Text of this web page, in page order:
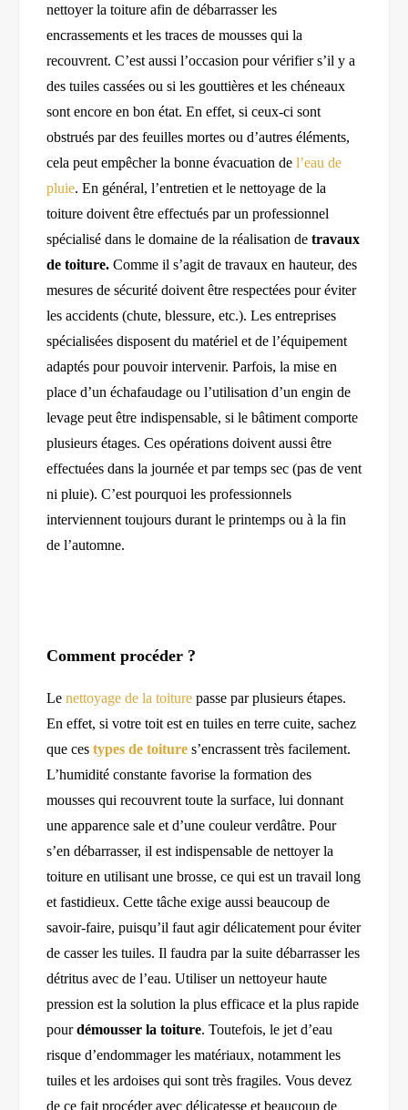
nettoyer la toiture afin de débarrasser les
encrassements et les traces de mousses qui la
recouvrent. C’est aussi l’occasion pour vérifier s’il y a
des tuiles cassées ou si les gouttières et les chéneaux
sont encore en bon état. En effet, si ceux-ci sont
obstrués par des feuilles mortes ou d’autres éléments,
cela peut empêcher la bonne évacuation de l’eau de
pluie. En général, l’entretien et le nettoyage de la
toiture doivent être effectués par un professionnel
spécialisé dans le domaine de la réalisation de travaux
de toiture. Comme il s’agit de travaux en hauteur, des
mesures de sécurité doivent être respectées pour éviter
les accidents (chute, blessure, etc.). Les entreprises
spécialisées disposent du matériel et de l’équipement
adaptés pour pouvoir intervenir. Parfois, la mise en
place d’un échafaudage ou l’utilisation d’un engin de
levage peut être indispensable, si le bâtiment comporte
plusieurs étages. Ces opérations doivent aussi être
effectuées dans la journée et par temps sec (pas de vent
ni pluie). C’est pourquoi les professionnels
interviennent toujours durant le printemps ou à la fin
de l’automne.
Comment procéder ?
Le nettoyage de la toiture passe par plusieurs étapes.
En effet, si votre toit est en tuiles en terre cuite, sachez
que ces types de toiture s’encrassent très facilement.
L’humidité constante favorise la formation des
mousses qui recouvrent toute la surface, lui donnant
une apparence sale et d’une couleur verdâtre. Pour
s’en débarrasser, il est indispensable de nettoyer la
toiture en utilisant une brosse, ce qui est un travail long
et fastidieux. Cette tâche exige aussi beaucoup de
savoir-faire, puisqu’il faut agir délicatement pour éviter
de casser les tuiles. Il faudra par la suite débarrasser les
détritus avec de l’eau. Utiliser un nettoyeur haute
pression est la solution la plus efficace et la plus rapide
pourdémousser la toiture. Toutefois, le jet d’eau
risque d’endommager les matériaux, notamment les
tuiles et les ardoises qui sont très fragiles. Vous devez
de ce fait procéder avec délicatesse et beaucoup de